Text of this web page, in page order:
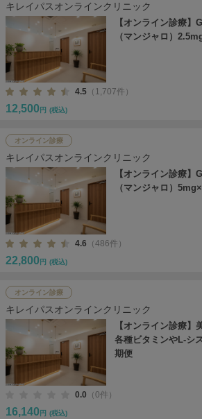
キレイパスオンラインクリニック
【オンライン診療
（マンジャロ）
4.5 （1,707件）
12,500 円 (税込)
オンライン診療
キレイパスオンラインクリニック
【オンライン診療
（マンジャロ）
4.6 （486件）
22,800 円 (税込)
オンライン診療
キレイパスオンラインクリニック
【オンライン診療】
各種ビタミンやL-シ
期便
0.0 （0件）
16,140 円 (税込)